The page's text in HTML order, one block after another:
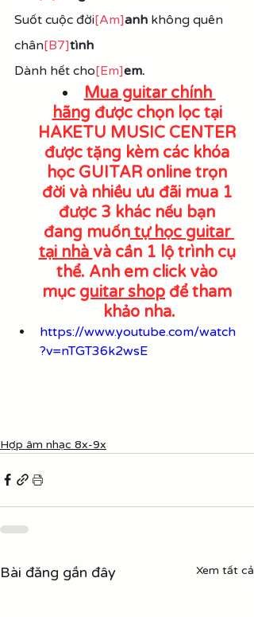
Suốt cuộc đời[Am]anh không quên
chân[B7]tình
Dành hết cho[Em]em.
Mua guitar chính
hãng được chọn lọc tại
HAKETU MUSIC CENTER
được tặng kèm các khóa
học GUITAR online trọn
đời và nhiều ưu đãi mua 1
được 3 khác nếu bạn
đang muốn tự học guitar
tại nhà và cần 1 lộ trình cụ
thể. Anh em click vào
mục guitar shop để tham
khảo nha.
https://www.youtube.com/watch
?v=nTGT36k2wsE
Hợp âm nhạc 8x-9x
Bài đăng gần đây Xem tất cả